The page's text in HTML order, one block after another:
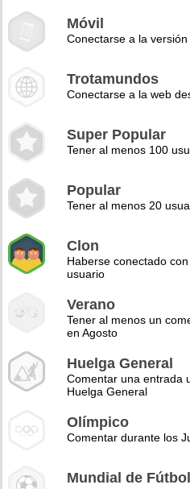
Móvil
Conectarse a la
Trotamundos
Conectarse a la web
Super Popular
Tener al menos 100
Popular
Tener al menos 20
Clon
Haberse conectado
usuario
Verano
Tener al menos un
en Agosto
Huelga General
Comentar una entrada
Huelga General
Olímpico
Comentar durante los
Mundial de Fútbol